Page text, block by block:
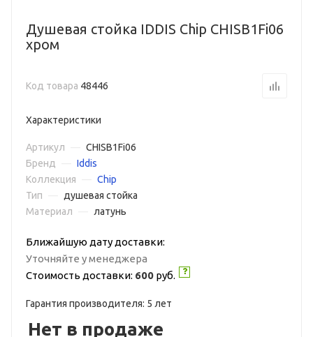
Душевая стойка IDDIS Chip CHISB1Fi06
хром
Код товара 48446
Характеристики
Артикул
CHISB1Fi06
Бренд
Iddis
Коллекция
Chip
Тип
душевая стойка
Материал
латунь
Ближайшую дату доставки:
Уточняйте у менеджера
Стоимость доставки: 600 руб.
Гарантия производителя: 5 лет
Нет в продаже